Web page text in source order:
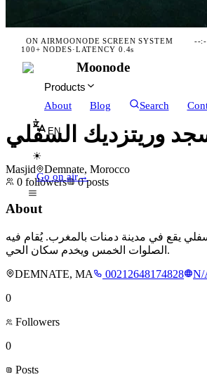
ON AIRMOONODE SCREEN SYSTEM --
100+ NODES·LATENCY 0.4s
Moonode
Products
About
Blog Search
EN
☀
Go on air→
وريتزديك السفلي
Masjid
Demnate, Morocco
0 followers 0 posts
About
يقع في مدينة دمنات بالمغرب. يُقام فيه
الصلوات الخمس ويخدم سكان الحي.
DEMNATE, MA
00212648174828
N/
0
Followers
0
Posts